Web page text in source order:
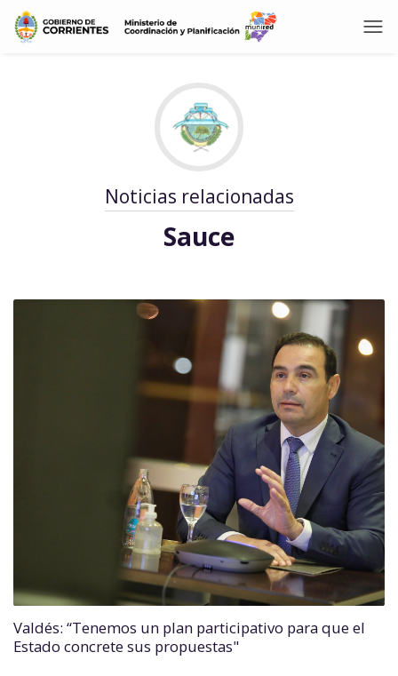
Noticias relacionadas
Sauce
Valdés: “Tenemos un plan participativo para que el
Estado concrete sus propuestas"